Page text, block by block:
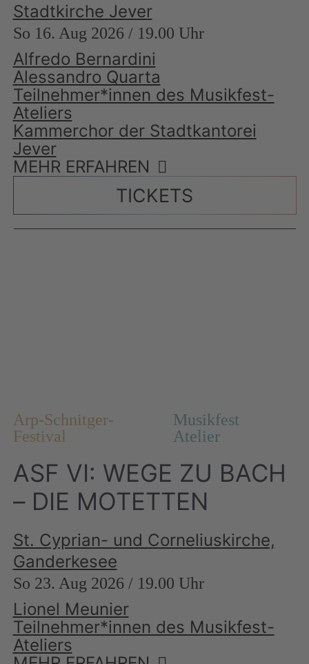
Stadtkirche Jever
So 16. Aug 2026 / 19.00 Uhr
Alfredo Bernardini
Alessandro Quarta
Teilnehmer*innen des Musikfest-
Ateliers
Kammerchor der Stadtkantorei
Jever
TICKETS
MEHR ERFAHREN
Arp-Schnitger-
Festival
Musikfest
Atelier
ASF VI: WEGE ZU BACH
– DIE MOTETTEN
St. Cyprian- und Corneliuskirche,
Ganderkesee
So 23. Aug 2026 / 19.00 Uhr
Lionel Meunier
Teilnehmer*innen des Musikfest-
Ateliers